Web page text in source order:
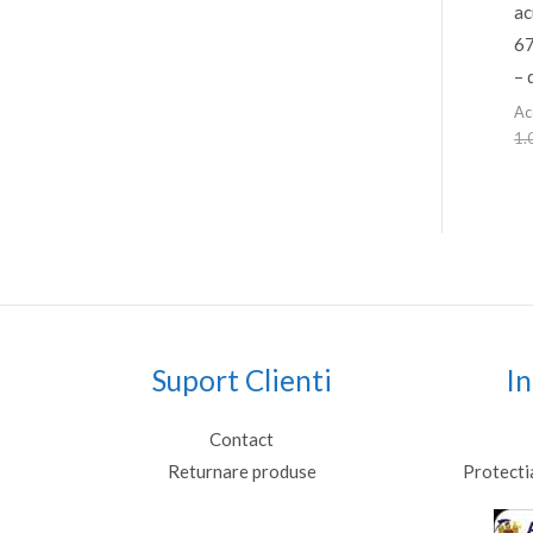
–
Suport Clienti
Contact
Returnare produse